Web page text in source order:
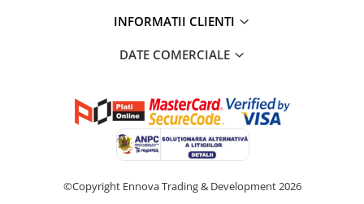
INFORMATII CLIENTI
DATE COMERCIALE
©Copyright Ennova Trading & Development 2026